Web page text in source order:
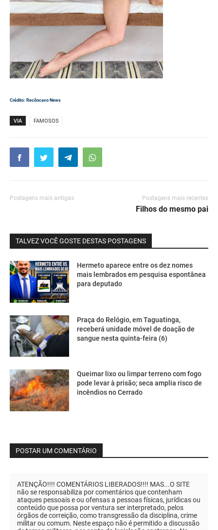
Crédito: Recôncavo News
VIA FAMOSOS
Postagens mais antigas Postagens mais recentes
Filhos do mesmo pai
TALVEZ VOCÊ GOSTE DESTAS POSTAGENS
Hermeto aparece entre os dez nomes
mais lembrados em pesquisa espontânea
para deputado
Praça do Relógio, em Taguatinga,
receberá unidade móvel de doação de
sangue nesta quinta-feira (6)
Queimar lixo ou limpar terreno com fogo
pode levar à prisão; seca amplia risco de
incêndios no Cerrado
POSTAR UM COMENTÁRIO
ATENÇÃO!!!! COMENTÁRIOS LIBERADOS!!!! MAS...O SITE
não se responsabiliza por comentários que contenham
ataques pessoais e ou ofensas a pessoas físicas, jurídicas ou
conteúdo que possa por ventura ser interpretado, pelos
órgãos de correição, como transgressão da disciplina, crime
militar ou comum. Neste espaço não é permitido a discussão